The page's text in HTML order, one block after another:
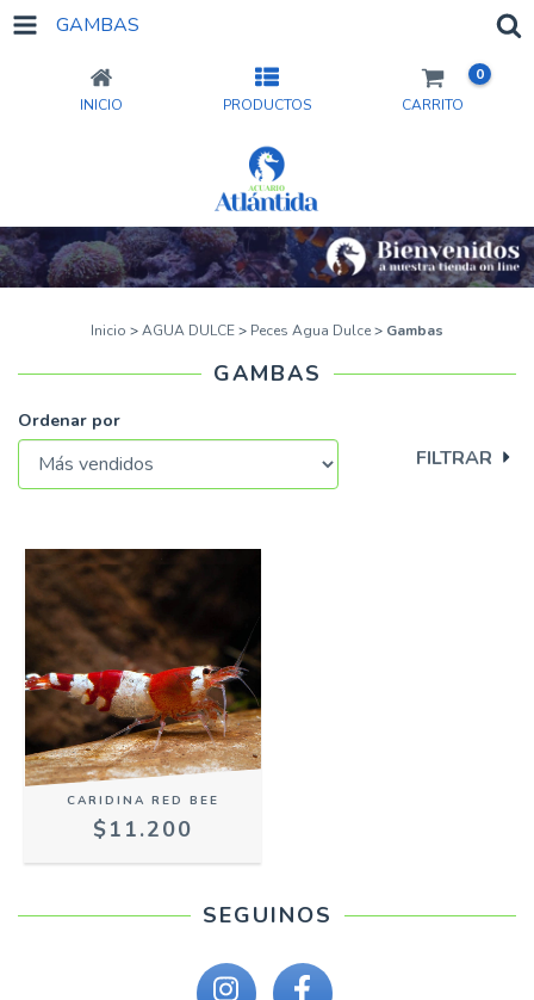
GAMBAS
INICIO PRODUCTOS CARRITO
0
Inicio >AGUA DULCE> Peces Agua Dulce> Gambas
GAMBAS
Ordenar por
FILTRAR
CARIDINA RED BEE
$11.200
SEGUINOS